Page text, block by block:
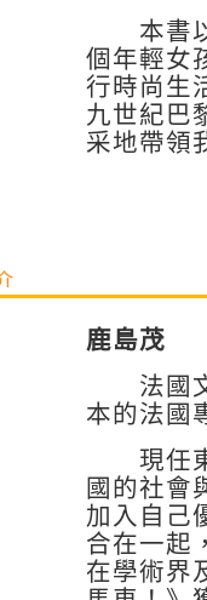
本書以
個年輕女
行時尚生
九世紀巴
采地帶領
鹿島茂
法國文
本的法國
現任東
國的社會
加入自己
合在一起
在學術界